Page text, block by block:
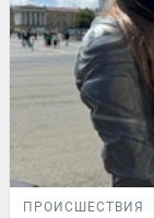
ПРОИСШЕСТВИЯ